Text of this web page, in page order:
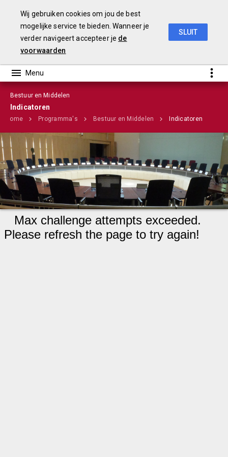
Infographic
Bestuur en Middelen
Indicatoren
Home Programma's Bestuur en Middelen Indicatoren
Wij gebruiken cookies om jou de best
mogelijke service te bieden. Wanneer je
verder navigeert accepteer je de
voorwaarden
SLUIT